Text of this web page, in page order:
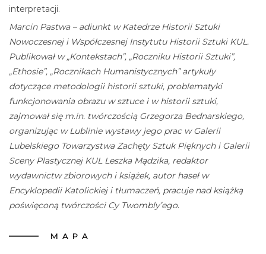
interpretacji.
Marcin Pastwa – adiunkt w Katedrze Historii Sztuki
Nowoczesnej i Współczesnej Instytutu Historii Sztuki KUL.
Publikował w „Kontekstach”, „Roczniku Historii Sztuki”,
„Ethosie”, „Rocznikach Humanistycznych” artykuły
dotyczące metodologii historii sztuki, problematyki
funkcjonowania obrazu w sztuce i w historii sztuki,
zajmował się m.in. twórczością Grzegorza Bednarskiego,
organizując w Lublinie wystawy jego prac w Galerii
Lubelskiego Towarzystwa Zachęty Sztuk Pięknych i Galerii
Sceny Plastycznej KUL Leszka Mądzika, redaktor
wydawnictw zbiorowych i książek, autor haseł w
Encyklopedii Katolickiej i tłumaczeń, pracuje nad książką
poświęconą twórczości Cy Twombly’ego.
MAPA